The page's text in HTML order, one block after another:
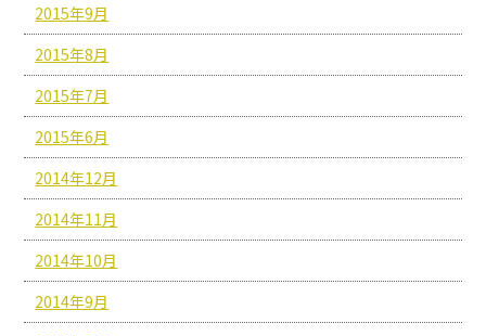
2015年9月
2015年8月
2015年7月
2015年6月
2014年12月
2014年11月
2014年10月
2014年9月